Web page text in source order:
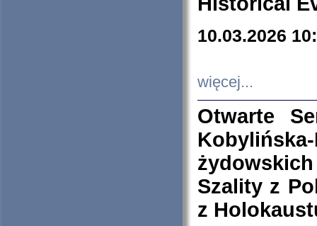
10.03.2026
więcej...
Otwarte
Szality z
z